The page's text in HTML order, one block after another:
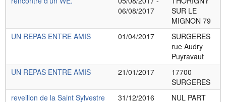
06/08/2017
SUR LE
MIGNON 79
UN REPAS ENTRE AMIS
01/04/2017
SURGERES
rue Audry
Puyravaut
UN REPAS ENTRE AMIS
21/01/2017
17700
SURGERES
reveillon de la Saint Sylvestre
31/12/2016 NUL PART